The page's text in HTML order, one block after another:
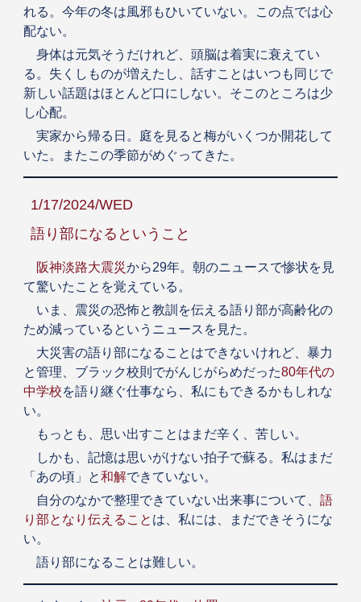
れる。今年の冬は風邪もひいていない。この点では心
配ない。
身体は元気そうだけれど、頭脳は着実に衰えてい
る。失くしものが増えたし、話すことはいつも同じで
新しい話題はほとんど口にしない。そこのところは少
し心配。
実家から帰る日。庭を見ると梅がいくつか開花して
いた。またこの季節がめぐってきた。
1/17/2024/WED
語り部になるということ
阪神淡路大震災から29年。朝のニュースで惨状を見
て驚いたことを覚えている。
いま、震災の恐怖と教訓を伝える語り部が高齢化の
ため減っているというニュースを見た。
大災害の語り部になることはできないけれど、暴力
と管理、ブラック校則でがんじがらめだった80年代の
中学校を語り継ぐ仕事なら、私にもできるかもしれな
い。
もっとも、思い出すことはまだ辛く、苦しい。
しかも、記憶は思いがけない拍子で蘇る。私はまだ
「あの頃」と和解できていない。
自分のなかで整理できていない出来事について、 語
り部となり伝えること は、私には、まだできそうにな
い。
語り部になることは難しい。